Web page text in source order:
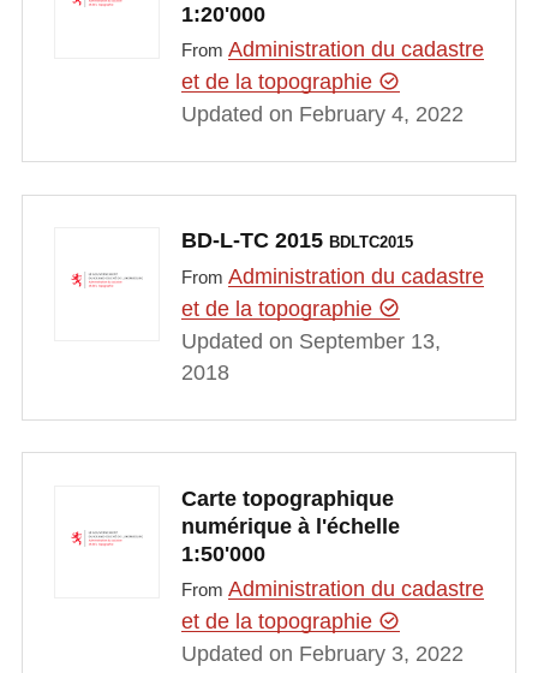
1:20'000
From Administration du cadastre
et de la topographie
Updated on February 4, 2022
BD-L-TC 2015 BDLTC2015
From Administration du cadastre
et de la topographie
Updated on September 13,
2018
Carte topographique
numérique à l'échelle
1:50'000
From Administration du cadastre
et de la topographie
Updated on February 3, 2022